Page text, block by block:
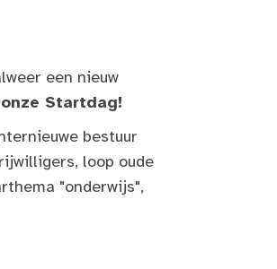
een nieuw
onze Startdag!
bestuur
loop oude
"onderwijs",